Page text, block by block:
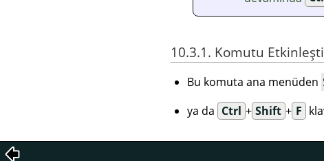
10.3.1. Komutu
Bu komuta ana menüden
ya da Ctrl + Shift + F